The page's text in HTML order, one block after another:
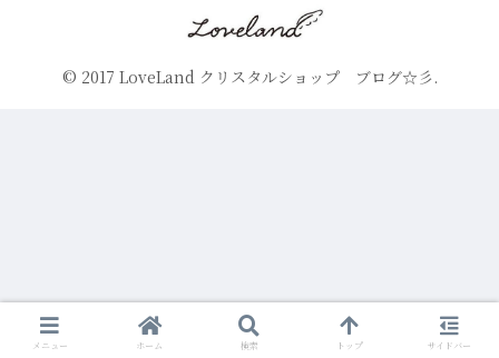
© 2017 LoveLand クリスタルショップ ブログ☆彡.
メニュー ホーム 検索 トップ サイドバー